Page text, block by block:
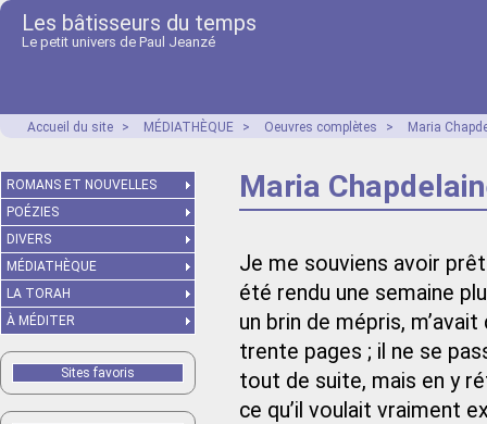
Les bâtisseurs du temps
Le petit univers de Paul Jeanzé
Accueil du site > MÉDIATHÈQUE > Oeuvres complètes > Maria
Maria
Je me souviens avoir
été rendu une semaine
un brin de mépris, m’avait
trente pages ; il ne se
tout de suite, mais en y
ce qu’il voulait vraiment
ROMANS ET NOUVELLES
POÉZIES
DIVERS
MÉDIATHÈQUE
LA TORAH
À MÉDITER
Sites favoris